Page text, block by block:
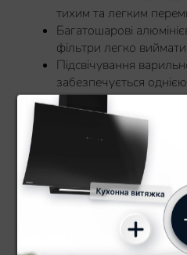
тихим та легким
Багатошарові
фільтри легко
Підсвічування
забезпечується
стрічкою.
Максимальної
достатньо для
Вироблено в Європі для